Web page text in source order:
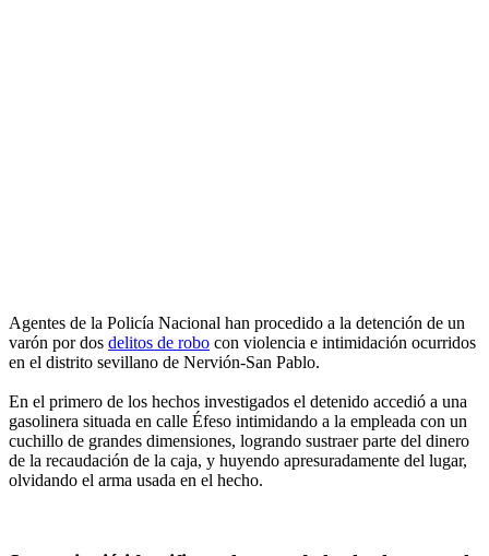
Agentes de la Policía Nacional han procedido a la detención de un
varón por dos delitos de robo con violencia e intimidación ocurridos
en el distrito sevillano de Nervión-San Pablo.
En el primero de los hechos investigados el detenido accedió a una
gasolinera situada en calle Éfeso intimidando a la empleada con un
cuchillo de grandes dimensiones, logrando sustraer parte del dinero
de la recaudación de la caja, y huyendo apresuradamente del lugar,
olvidando el arma usada en el hecho.